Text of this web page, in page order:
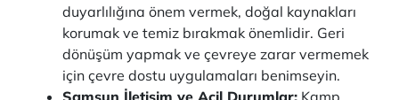
duyarlılığına önem vermek, doğal kaynakları
korumak ve temiz bırakmak önemlidir. Geri
dönüşüm yapmak ve çevreye zarar vermemek
için çevre dostu uygulamaları benimseyin.
Samsun İletişim ve Acil Durumlar: Kamp